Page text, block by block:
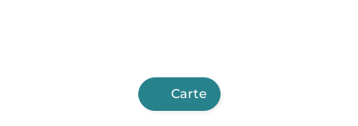
Carte